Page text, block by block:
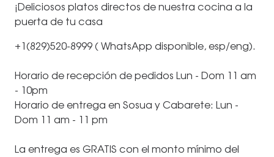
¡Deliciosos platos directos de nuestra cocina a la
puerta de tu casa
+1(829)520-8999 ( WhatsApp disponible, esp/eng).
Horario de recepción de pedidos Lun - Dom 11 am
- 10pm
Horario de entrega en Sosua y Cabarete: Lun -
Dom 11 am - 11 pm
La entrega es GRATIS con el monto mínimo del